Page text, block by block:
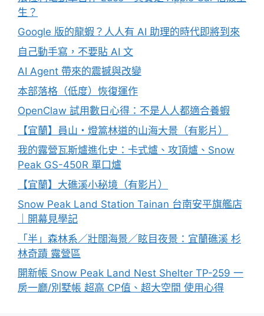
生？
Google 版的龍蝦？人人有 AI 助理的時代即將到來
自己動手寫，不要貼 AI 文
AI Agent 帶來的震撼與改變
本部落格（低度）恢復運作
OpenClaw 試用數日心得：不是人人都適合養蝦
【宜蘭】員山・燈篙林道的山海大景（有影片）
我的露營瓦斯爐進化史：卡式爐、攻頂爐、Snow
Peak GS-450R 單口爐
【宜蘭】大礁溪小秘境（有影片）
Snow Peak Land Station Tainan 台南安平旗艦店
｜開幕見學記
「半」森林系／壯闊海景／眩目夜景：宜蘭礁溪 杉
林奇蹟 露營區
開新帳 Snow Peak Land Nest Shelter TP-259 一
房一廳/別墅帳 超高 CP值、超大空間 使用心得